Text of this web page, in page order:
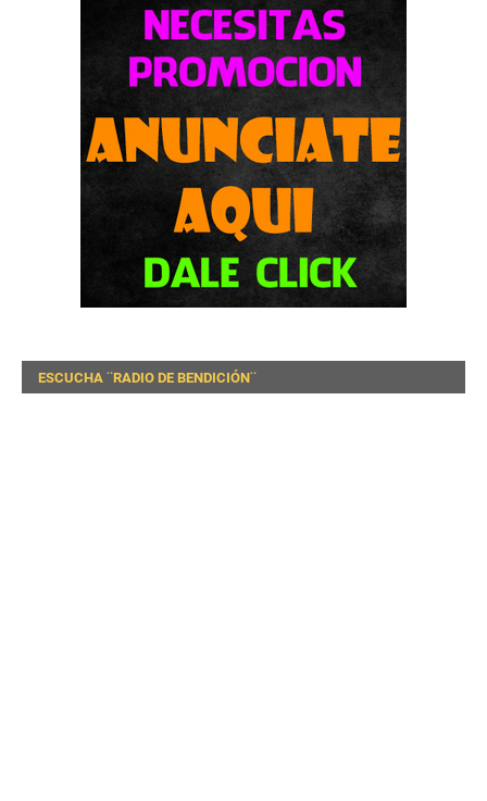
ESCUCHA ¨RADIO DE BENDICIÓN¨